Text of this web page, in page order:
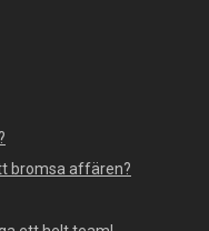
bromsa affären?